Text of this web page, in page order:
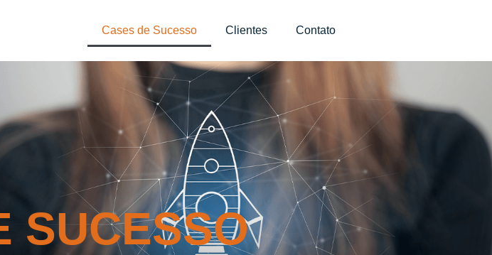
Cases de Sucesso Clientes Contato
SUCESSO